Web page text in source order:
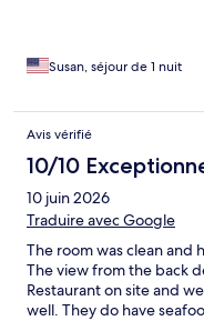
Susan, séjour de 1 nuit
Avis vérifié
10/10
10 juin 2026
Traduire avec Google
The room was clean and
The view from the back
Restaurant on site and
well. They do have